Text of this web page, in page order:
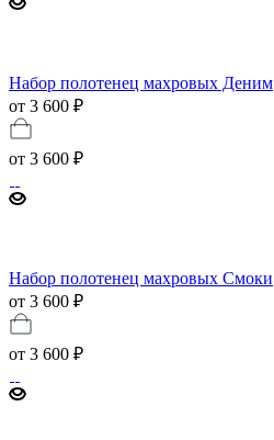
Набор полотенец махровых Деним
от 3 600 ₽
от 3 600 ₽
Набор полотенец махровых Смоки
от 3 600 ₽
от 3 600 ₽